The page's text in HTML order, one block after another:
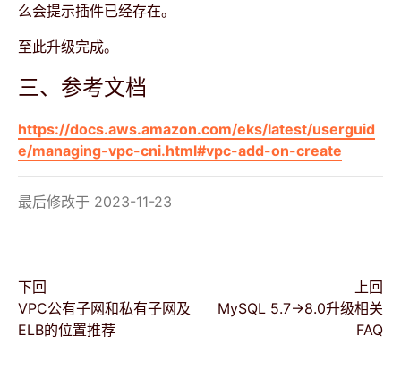
么会提示插件已经存在。
至此升级完成。
三、参考文档
https://docs.aws.amazon.com/eks/latest/userguid
e/managing-vpc-cni.html#vpc-add-on-create
最后修改于 2023-11-23
下回
VPC公有子网和私有子网及
ELB的位置推荐
上回
MySQL 5.7→8.0升级相关
FAQ